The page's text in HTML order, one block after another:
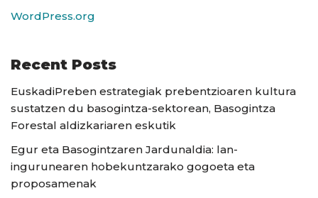
WordPress.org
Recent Posts
EuskadiPreben estrategiak prebentzioaren kultura
sustatzen du basogintza-sektorean, Basogintza
Forestal aldizkariaren eskutik
Egur eta Basogintzaren Jardunaldia: lan-
ingurunearen hobekuntzarako gogoeta eta
proposamenak